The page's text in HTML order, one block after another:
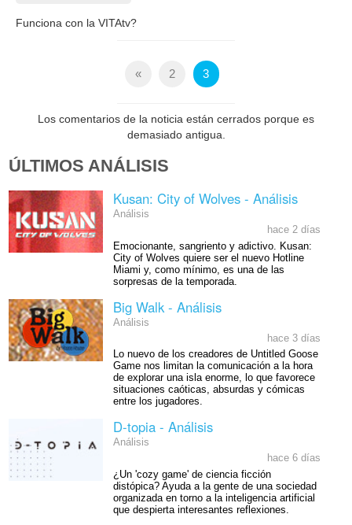
Funciona con la VITAtv?
« 2 3
Los comentarios de la noticia están cerrados porque es
demasiado antigua.
ÚLTIMOS ANÁLISIS
Kusan: City of Wolves - Análisis
Análisis
hace 2 días
Emocionante, sangriento y adictivo. Kusan:
City of Wolves quiere ser el nuevo Hotline
Miami y, como mínimo, es una de las
sorpresas de la temporada.
Big Walk - Análisis
Análisis
hace 3 días
Lo nuevo de los creadores de Untitled Goose
Game nos limitan la comunicación a la hora
de explorar una isla enorme, lo que favorece
situaciones caóticas, absurdas y cómicas
entre los jugadores.
D-topia - Análisis
Análisis
hace 6 días
¿Un 'cozy game' de ciencia ficción
distópica? Ayuda a la gente de una sociedad
organizada en torno a la inteligencia artificial
que despierta interesantes reflexiones.